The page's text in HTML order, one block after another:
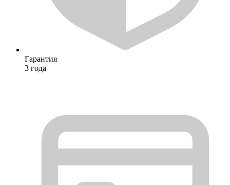
Гарантия
3 года